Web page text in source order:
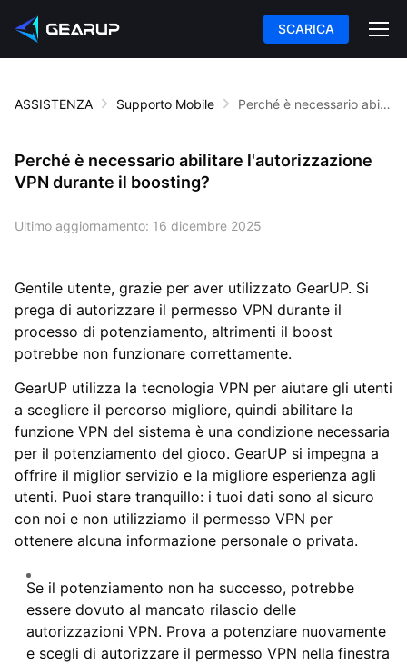
SCARICA
ASSISTENZA Supporto Mobile Perché è necessario abilitare l'autorizzazione VPN durante il boosting?
Perché è necessario abilitare l'autorizzazione
VPN durante il boosting?
Ultimo aggiornamento: 16 dicembre 2025
Gentile utente, grazie per aver utilizzato GearUP. Si
prega di autorizzare il permesso VPN durante il
processo di potenziamento, altrimenti il boost
potrebbe non funzionare correttamente.
GearUP utilizza la tecnologia VPN per aiutare gli utenti
a scegliere il percorso migliore, quindi abilitare la
funzione VPN del sistema è una condizione necessaria
per il potenziamento del gioco. GearUP si impegna a
offrire il miglior servizio e la migliore esperienza agli
utenti. Puoi stare tranquillo: i tuoi dati sono al sicuro
con noi e non utilizziamo il permesso VPN per
ottenere alcuna informazione personale o privata.
Se il potenziamento non ha successo, potrebbe
essere dovuto al mancato rilascio delle
autorizzazioni VPN. Prova a potenziare nuovamente
e scegli di autorizzare il permesso VPN nella finestra